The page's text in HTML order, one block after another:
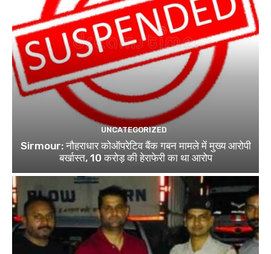
UNCATEGORIZED
Sirmour: नौहराधार कोऑपरेटिव बैंक गबन मामले में मुख्य आरोपी
बर्खास्त, 10 करोड़ की हेराफेरी का था आरोप